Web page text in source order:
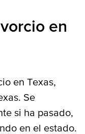
en
en Texas,
Se
si ha pasado,
en el estado.